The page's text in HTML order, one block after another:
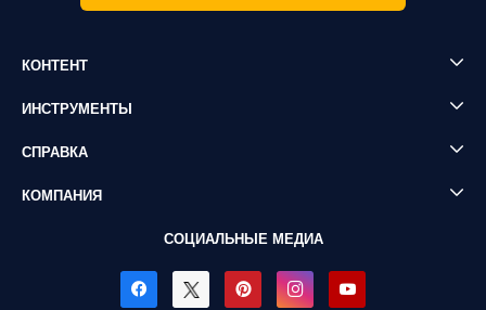
КОНТЕНТ
ИНСТРУМЕНТЫ
СПРАВКА
КОМПАНИЯ
СОЦИАЛЬНЫЕ МЕДИА